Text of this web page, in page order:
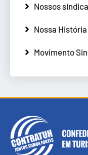
Nossos
Nossa História
Movimento